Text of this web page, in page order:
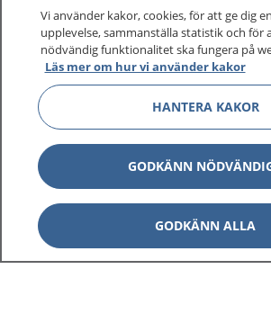
1177 på flera språk
Om 1177
Kontakt
Behandling av personuppgifter
Hantering av kakor
Vi använder kakor, cookies, för att ge dig
upplevelse, sammanställa statistik och för
nödvändig funktionalitet ska fungera på
Läs mer om hur vi använder kakor
HANTERA KAKOR
GODKÄNN
GODKÄNN ALLA